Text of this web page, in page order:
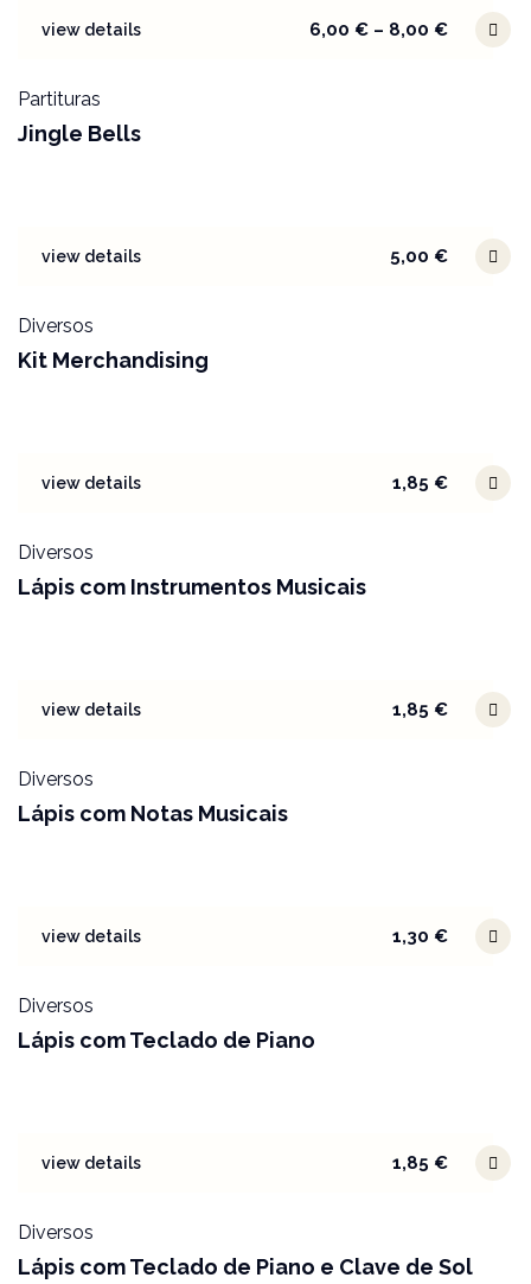
view details 6,00 €– 8,00 €
Partituras
Jingle Bells
view details 5,00 €
Diversos
Kit Merchandising
view details 1,85 €
Diversos
Lápis com Instrumentos Musicais
view details 1,85 €
Diversos
Lápis com Notas Musicais
view details 1,30 €
Diversos
Lápis com Teclado de Piano
view details 1,85 €
Diversos
Lápis com Teclado de Piano e Clave de Sol